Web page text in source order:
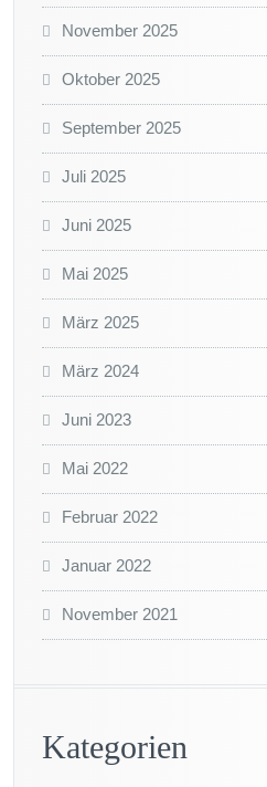
November 2025
Oktober 2025
September 2025
Juli 2025
Juni 2025
Mai 2025
März 2025
März 2024
Juni 2023
Mai 2022
Februar 2022
Januar 2022
November 2021
Kategorien